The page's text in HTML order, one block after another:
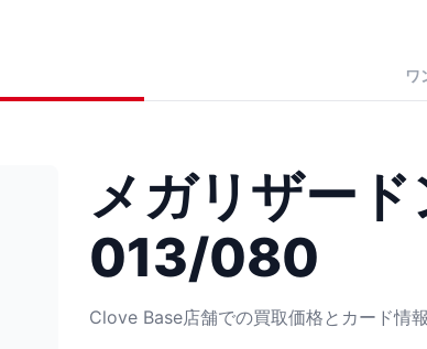
ワ
メガリザー
013/080
Clove Base店舗での買取価格とカード情